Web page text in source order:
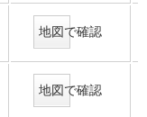
地図で確認
地図で確認